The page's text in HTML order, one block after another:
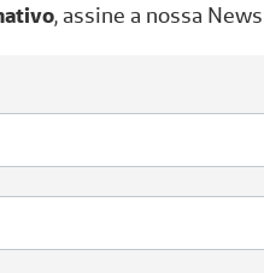
, assine a nossa